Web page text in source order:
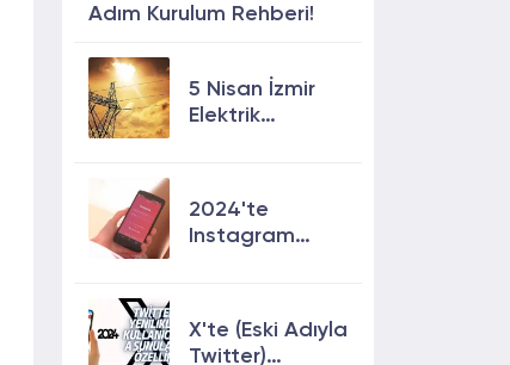
Adım Kurulum Rehberi!
5 Nisan İzmir
Elektrik
2024'te
Instagram
Etkili Yolları!
X'te (Eski Adıyla
Twitter)